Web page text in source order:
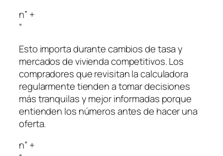
n” +
“
Esto importa durante cambios de tasa y
mercados de vivienda competitivos. Los
compradores que revisitan la calculadora
regularmente tienden a tomar decisiones
más tranquilas y mejor informadas porque
entienden los números antes de hacer una
oferta.
n” +